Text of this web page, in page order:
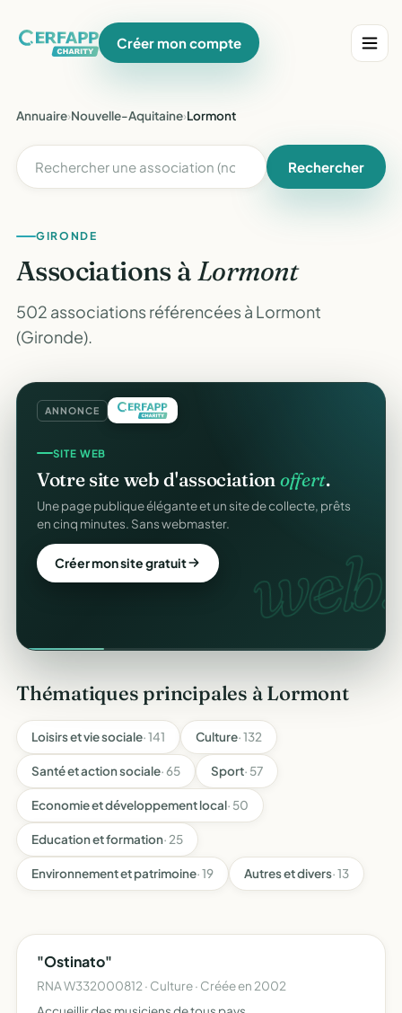
Créer mon compte
Annuaire›Nouvelle-Aquitaine›Lormont
Rechercher
GIRONDE
Associations àLormont
502 associations référencées à Lormont
(Gironde).
ANNONCE
web.
SITE WEB
Votre site web d'association offert.
Une page publique élégante et un site de collecte, prêts
en cinq minutes. Sans webmaster.
Créer mon site gratuit
Thématiques principales à Lormont
Loisirs et vie sociale· 141 Culture· 132
Santé et action sociale· 65 Sport· 57
Economie et développement local· 50
Education et formation· 25
Environnement et patrimoine· 19 Autres et divers· 13
"Ostinato"
RNA W332000812 · Culture · Créée en 2002